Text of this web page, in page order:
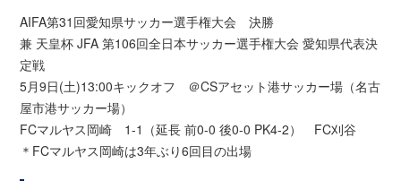
AIFA第31回愛知県サッカー選手権大会 決勝
兼 天皇杯 JFA 第106回全日本サッカー選手権大会 愛知県代表決
定戦
5月9日(土)13:00キックオフ ＠CSアセット港サッカー場（名古
屋市港サッカー場）
FCマルヤス岡崎 1-1（延長 前0-0 後0-0 PK4-2） FC刈谷
＊FCマルヤス岡崎は3年ぶり6回目の出場